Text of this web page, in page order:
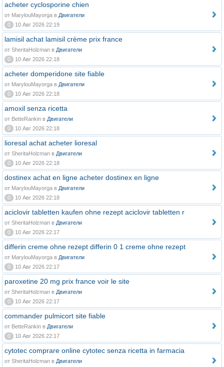
acheter cyclosporine chien
от MarylouMayorga в Двигатели
0
10 Авг 2026 22:19
lamisil achat lamisil crème prix france
от SheritaHolzman в Двигатели
0
10 Авг 2026 22:18
acheter domperidone site fiable
от MarylouMayorga в Двигатели
0
10 Авг 2026 22:18
amoxil senza ricetta
от BetteRankin в Двигатели
0
10 Авг 2026 22:18
lioresal achat acheter lioresal
от SheritaHolzman в Двигатели
0
10 Авг 2026 22:18
dostinex achat en ligne acheter dostinex en ligne
от MarylouMayorga в Двигатели
0
10 Авг 2026 22:18
aciclovir tabletten kaufen ohne rezept aciclovir tabletten r
от SheritaHolzman в Двигатели
0
10 Авг 2026 22:17
differin creme ohne rezept differin 0 1 creme ohne rezept
от MarylouMayorga в Двигатели
0
10 Авг 2026 22:17
paroxetine 20 mg prix france voir le site
от SheritaHolzman в Двигатели
0
10 Авг 2026 22:17
commander pulmicort site fiable
от BetteRankin в Двигатели
0
10 Авг 2026 22:17
cytotec comprare online cytotec senza ricetta in farmacia
от SheritaHolzman в Двигатели